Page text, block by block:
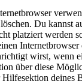
Du kannst
platziert werden
Internetbrowser
wirst, wenn
über diese
deines